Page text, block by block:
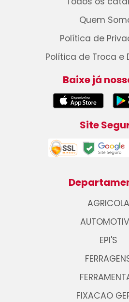
Quem
Política de
Política de Troca e
Baixe já
Site
AGRICOLA
EPI'S
FIXACAO